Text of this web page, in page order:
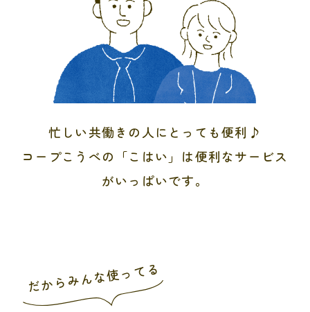
忙しい共働きの人にとっても便利♪
コープこうべの「こはい」は便利なサービス
がいっぱいです。
だからみんな使ってる